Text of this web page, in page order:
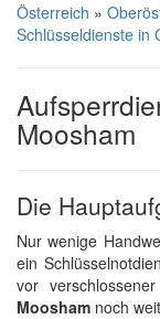
Österreich »
Schlüsseldienste in
Moosham
Die
Nur wenige
ein
vor
Moosham noch